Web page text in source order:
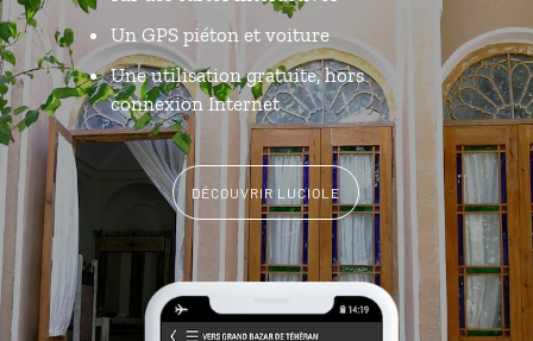
Un GPS piéton et voiture
Une utilisation gratuite, hors
connexion Internet
DÉCOUVRIR LUCIOLE